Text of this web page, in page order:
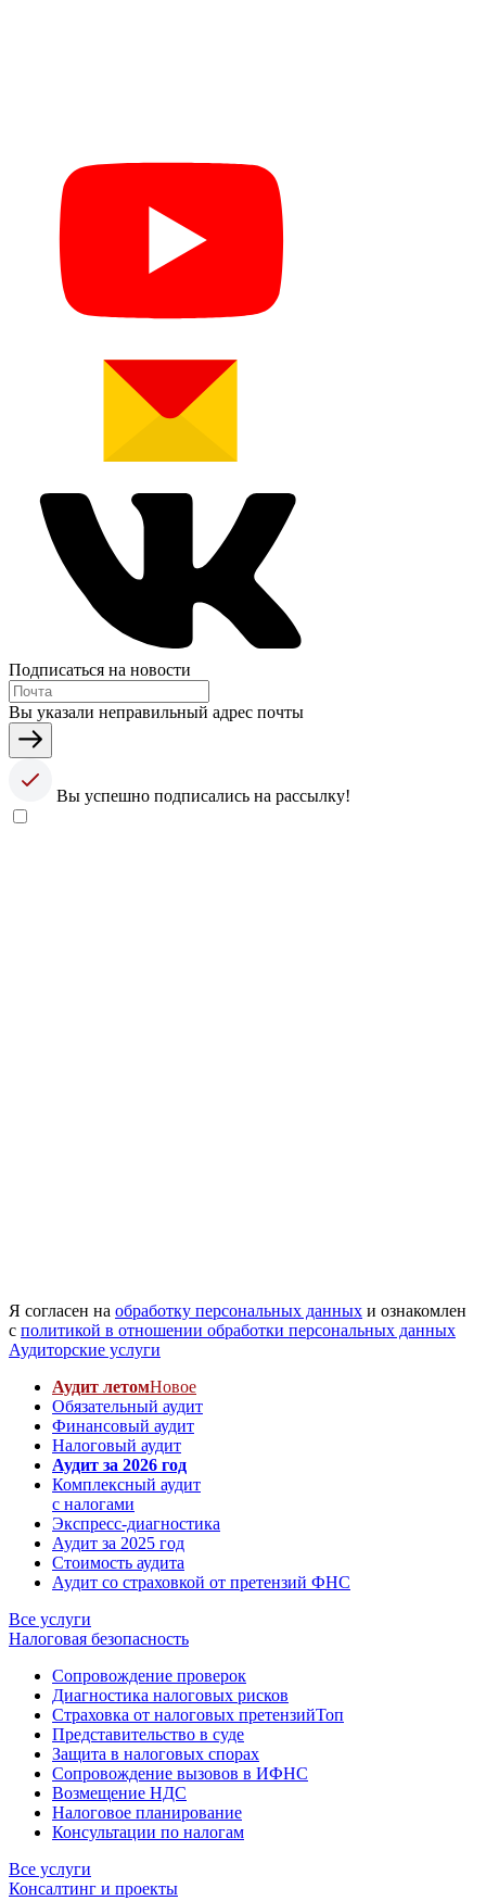
Подписаться на новости
Вы указали неправильный адрес почты
Вы успешно подписались на рассылку!
Я согласен на обработку персональных данных и ознакомлен
с политикой в отношении обработки персональных данных
Аудиторские услуги
Аудит летомНовое
Обязательный аудит
Финансовый аудит
Налоговый аудит
Аудит за 2026 год
Комплексный аудит
с налогами
Экспресс-диагностика
Аудит за 2025 год
Стоимость аудита
Аудит со страховкой от претензий ФНС
Все услуги
Налоговая безопасность
Сопровождение проверок
Диагностика налоговых рисков
Страховка от налоговых претензийТоп
Представительство в суде
Защита в налоговых спорах
Сопровождение вызовов в ИФНС
Возмещение НДС
Налоговое планирование
Консультации по налогам
Все услуги
Консалтинг и проекты